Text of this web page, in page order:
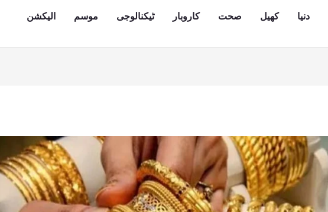
دنیا کھیل صحت کاروبار ٹیکنالوجی موسم
الیکشن